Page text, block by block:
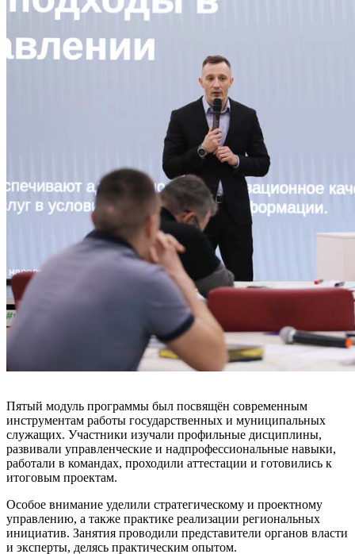
Пятый модуль программы был посвящён современным
инструментам работы государственных и муниципальных
служащих. Участники изучали профильные дисциплины,
развивали управленческие и надпрофессиональные навыки,
работали в командах, проходили аттестации и готовились к
итоговым проектам.
Особое внимание уделили стратегическому и проектному
управлению, а также практике реализации региональных
инициатив. Занятия проводили представители органов власти
и эксперты, делясь практическим опытом.